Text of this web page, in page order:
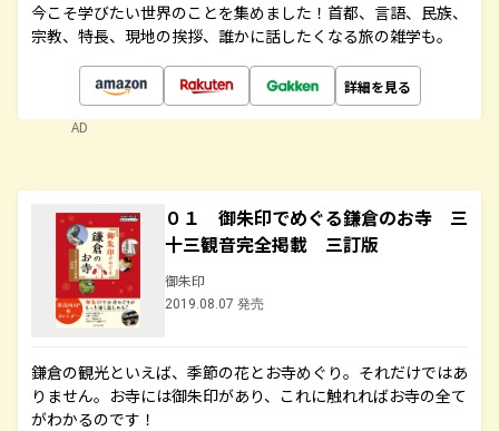
今こそ学びたい世界のことを集めました！首都、言語、民族、
宗教、特長、現地の挨拶、誰かに話したくなる旅の雑学も。
詳細を見る
AD
０１ 御朱印でめぐる鎌倉のお寺 三
十三観音完全掲載 三訂版
御朱印
2019.08.07 発売
鎌倉の観光といえば、季節の花とお寺めぐり。それだけではあ
りません。お寺には御朱印があり、これに触れればお寺の全て
がわかるのです！